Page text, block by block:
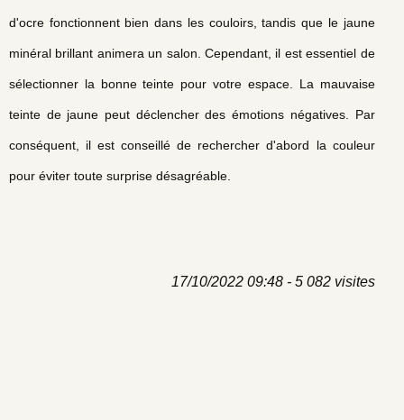
d'ocre fonctionnent bien dans les couloirs, tandis que le jaune
minéral brillant animera un salon. Cependant, il est essentiel de
sélectionner la bonne teinte pour votre espace. La mauvaise
teinte de jaune peut déclencher des émotions négatives. Par
conséquent, il est conseillé de rechercher d'abord la couleur
pour éviter toute surprise désagréable.
17/10/2022 09:48 - 5 082 visites